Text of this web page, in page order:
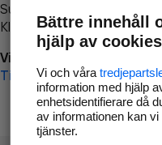
Surfa till
Klicka påTillbaka-knappen i
Vi beklagar besväret!
Till startsidan
Bättre innehåll
hjälp av cookies
Vi och våra
information med hjälp
enhetsidentifierare då
av informationen kan
tjänster.